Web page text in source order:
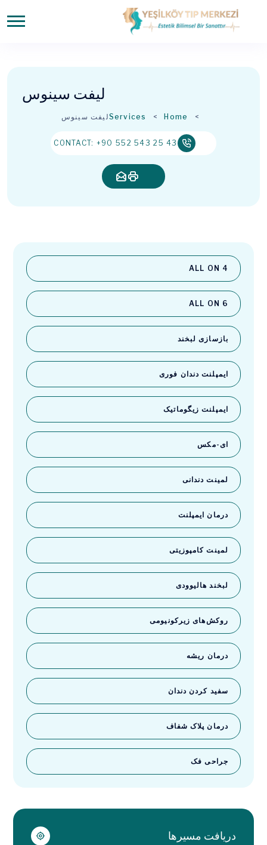
لیفت سینوس
Home
Servicesلیفت سینوس
CONTACT: +90 552 543 25 43
ALL ON 4
ALL ON 6
بازسازی لبخند
ایمپلنت دندان فوری
ایمپلنت زیگوماتیک
ای-مکس
لمینت دندانی
درمان ایمپلنت
لمینت کامپوزیتی
لبخند هالیوودی
روکش‌های زیرکونیومی
درمان ریشه
سفید کردن دندان
درمان پلاک شفاف
جراحی فک
دریافت مسیرها